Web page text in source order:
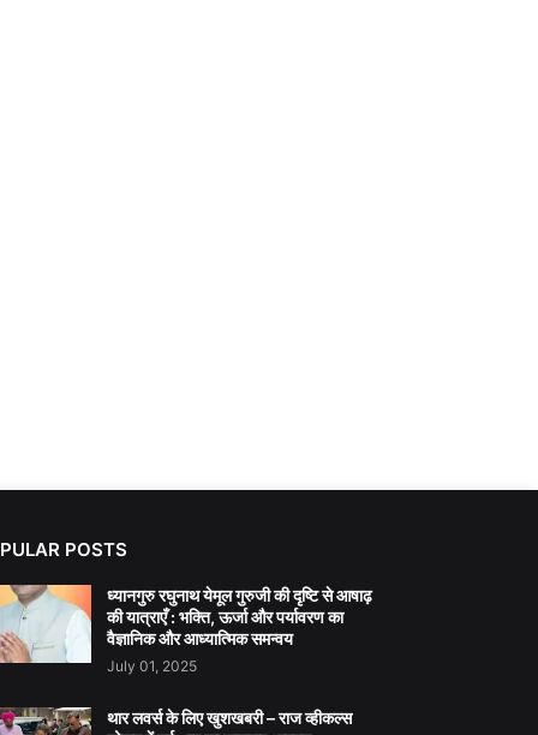
POSTS
ध्यानगुरु रघुनाथ येमूल गुरुजी की दृष्टि से आषाढ़
की यात्राएँ : भक्ति, ऊर्जा और पर्यावरण का
वैज्ञानिक और आध्यात्मिक समन्वय
July 01, 2025
थार लवर्स के लिए खुशखबरी – राज व्हीकल्स